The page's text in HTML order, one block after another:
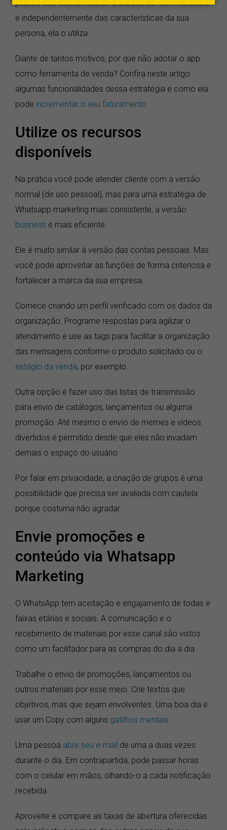
público são outras razões. É barato, de fácil manuseio
e independentemente das características da sua
persona, ela o utiliza.
Diante de tantos motivos, por que não adotar o app
como ferramenta de venda? Confira neste artigo
algumas funcionalidades dessa estratégia e como ela
pode incrementar o seu faturamento.
Utilize os recursos
disponíveis
Na prática você pode atender cliente com a versão
normal (de uso pessoal), mas para uma estratégia de
Whatsapp marketing mais consistente, a versão
business é mais eficiente.
Ele é muito similar à versão das contas pessoais. Mas
você pode aproveitar as funções de forma criteriosa e
fortalecer a marca da sua empresa.
Comece criando um perfil verificado com os dados da
organização. Programe respostas para agilizar o
atendimento e use as tags para facilitar a organização
das mensagens conforme o produto solicitado ou o
estágio da venda, por exemplo.
Outra opção é fazer uso das listas de transmissão
para envio de catálogos, lançamentos ou alguma
promoção. Até mesmo o envio de memes e vídeos
divertidos é permitido desde que eles não invadam
demais o espaço do usuário.
Por falar em privacidade, a criação de grupos é uma
possibilidade que precisa ser avaliada com cautela
porque costuma não agradar.
Envie promoções e
conteúdo via Whatsapp
Marketing
O WhatsApp tem aceitação e engajamento de todas e
faixas etárias e sociais. A comunicação e o
recebimento de materiais por esse canal são vistos
como um facilitador para as compras do dia a dia.
Trabalhe o envio de promoções, lançamentos ou
outros materiais por esse meio. Crie textos que
objetivos, mas que sejam envolventes. Uma boa dia é
usar um Copy com alguns gatilhos mentais.
Uma pessoa abre seu e-mail de uma a duas vezes
durante o dia. Em contrapartida, pode passar horas
com o celular em mãos, olhando-o a cada notificação
recebida.
Aproveite e compare as taxas de abertura oferecidas